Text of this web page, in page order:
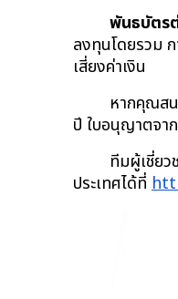
พันธบัตร
ลงทุนโดยรวม
เสี่ยงค่าเงิน
หากคุณส
ปี ใบอนุญาตจา
ทีมผู้เชี่ย
ประเทศได้ที่